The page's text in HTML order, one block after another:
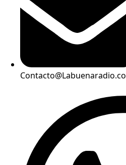
Contacto@Labuenaradio.co